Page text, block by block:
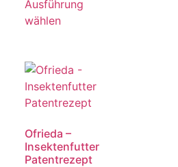
Ausführung
wählen
Ofrieda –
Insektenfutter
Patentrezept